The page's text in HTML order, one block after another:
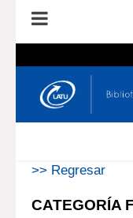
>> Regresar
CATEGORÍA